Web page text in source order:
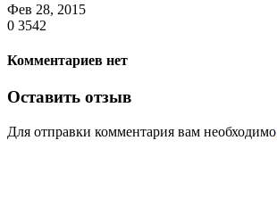
Фев 28, 2015
0 3542
Комментариев нет
Оставить отзыв
Для отправки комментария вам необходимо